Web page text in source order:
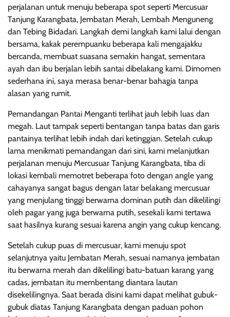
perjalanan untuk menuju beberapa spot seperti Mercusuar
Tanjung Karangbata, Jembatan Merah, Lembah Menguneng
dan Tebing Bidadari. Langkah demi langkah kami lalui dengan
bersama, kakak perempuanku beberapa kali mengajakku
bercanda, membuat suasana semakin hangat, sementara
ayah dan ibu berjalan lebih santai dibelakang kami. Dimomen
sederhana ini, saya merasa benar-benar bahagia tanpa
alasan yang rumit.
Pemandangan Pantai Menganti terlihat jauh lebih luas dan
megah. Laut tampak seperti bentangan tanpa batas dan garis
pantainya terlihat lebih indah dari ketinggian. Setelah cukup
lama menikmati pemandangan dari sini, kami melanjutkan
perjalanan menuju Mercusuar Tanjung Karangbata, tiba di
lokasi kembali memotret beberapa foto dengan angle yang
cahayanya sangat bagus dengan latar belakang mercusuar
yang menjulang tinggi berwarna dominan putih dan dikelilingi
oleh pagar yang juga berwarna putih, sesekali kami tertawa
saat hasilnya kurang sesuai karena angin yang cukup kencang.
Setelah cukup puas di mercusuar, kami menuju spot
selanjutnya yaitu Jembatan Merah, sesuai namanya jembatan
itu berwarna merah dan dikelilingi batu-batuan karang yang
cadas, jembatan itu membentang diantara lautan
disekelilingnya. Saat berada disini kami dapat melihat gubuk-
gubuk diatas Tanjung Karangbata dengan paduan pohon